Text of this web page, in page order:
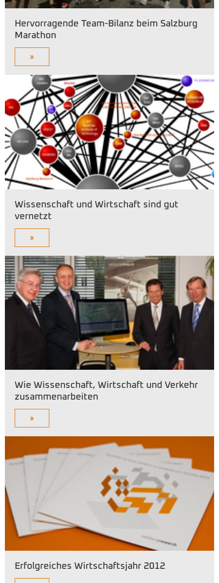
Hervorragende Team-Bilanz beim Salzburg
Marathon
»
Wissenschaft und Wirtschaft sind gut
vernetzt
»
Wie Wissenschaft, Wirtschaft und Verkehr
zusammenarbeiten
»
Erfolgreiches Wirtschaftsjahr 2012